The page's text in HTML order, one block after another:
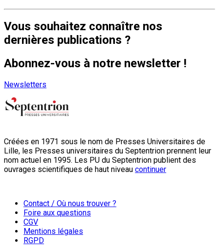
Vous souhaitez connaître nos
dernières publications ?
Abonnez-vous à notre newsletter !
Newsletters
Créées en 1971 sous le nom de Presses Universitaires de
Lille, les Presses universitaires du Septentrion prennent leur
nom actuel en 1995. Les PU du Septentrion publient des
ouvrages scientifiques de haut niveau continuer
Contact / Où nous trouver ?
Foire aux questions
CGV
Mentions légales
RGPD